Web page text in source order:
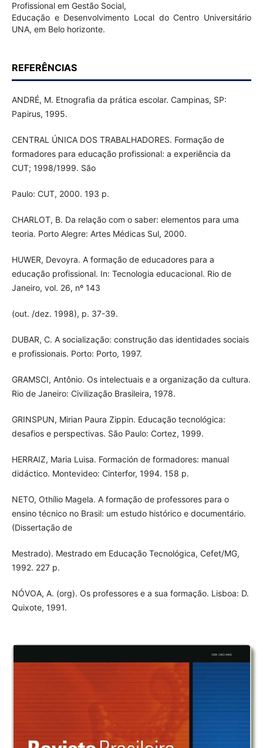
Profissional em Gestão Social,
Educação e Desenvolvimento Local do Centro Universitário
UNA, em Belo horizonte.
REFERÊNCIAS
ANDRÉ, M. Etnografia da prática escolar. Campinas, SP:
Papirus, 1995.
CENTRAL ÚNICA DOS TRABALHADORES. Formação de
formadores para educação profissional: a experiência da
CUT; 1998/1999. São
Paulo: CUT, 2000. 193 p.
CHARLOT, B. Da relação com o saber: elementos para uma
teoria. Porto Alegre: Artes Médicas Sul, 2000.
HUWER, Devoyra. A formação de educadores para a
educação profissional. In: Tecnologia educacional. Rio de
Janeiro, vol. 26, nº 143
(out. /dez. 1998), p. 37-39.
DUBAR, C. A socialização: construção das identidades sociais
e profissionais. Porto: Porto, 1997.
GRAMSCI, Antônio. Os intelectuais e a organização da cultura.
Rio de Janeiro: Civilização Brasileira, 1978.
GRINSPUN, Mirian Paura Zippin. Educação tecnológica:
desafios e perspectivas. São Paulo: Cortez, 1999.
HERRAIZ, Maria Luisa. Formación de formadores: manual
didáctico. Montevideo: Cinterfor, 1994. 158 p.
NETO, Othílio Magela. A formação de professores para o
ensino técnico no Brasil: um estudo histórico e documentário.
(Dissertação de
Mestrado). Mestrado em Educação Tecnológica, Cefet/MG,
1992. 227 p.
NÓVOA, A. (org). Os professores e a sua formação. Lisboa: D.
Quixote, 1991.